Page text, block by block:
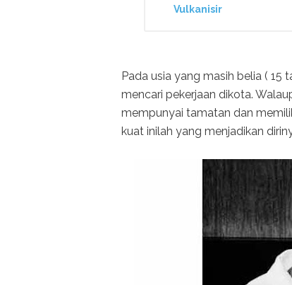
Vulkanisir
Pada usia yang masih belia (
mencari pekerjaan dikota.
mempunyai tamatan dan
kuat inilah yang menjadikan